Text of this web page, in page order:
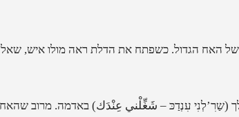
של האח הגדול. כשפתח את הדלת ראה מולו איש,
(שַרִ’לְנִי עִנְדַכּ – شَغِّلْني عِنْدَك)באדמה. מרוב שהאח